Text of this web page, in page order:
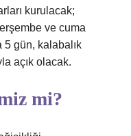
kurulacak;
ve cuma
gün, kalabalık
açık olacak.
mi?